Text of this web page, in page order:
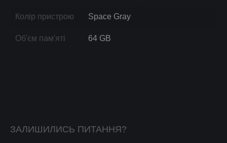
Колір пристрою Space Gray
Об'єм пам'яті 64 GB
ЗАЛИШИЛИСЬ ПИТАННЯ?